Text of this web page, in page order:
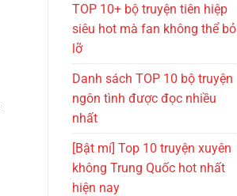
TOP 10+ bộ truyện tiên hiệp
siêu hot mà fan không thể bỏ
lỡ
Danh sách TOP 10 bộ truyện
ngôn tình được đọc nhiều
nhất
[Bật mí] Top 10 truyện xuyên
không Trung Quốc hot nhất
hiện nay